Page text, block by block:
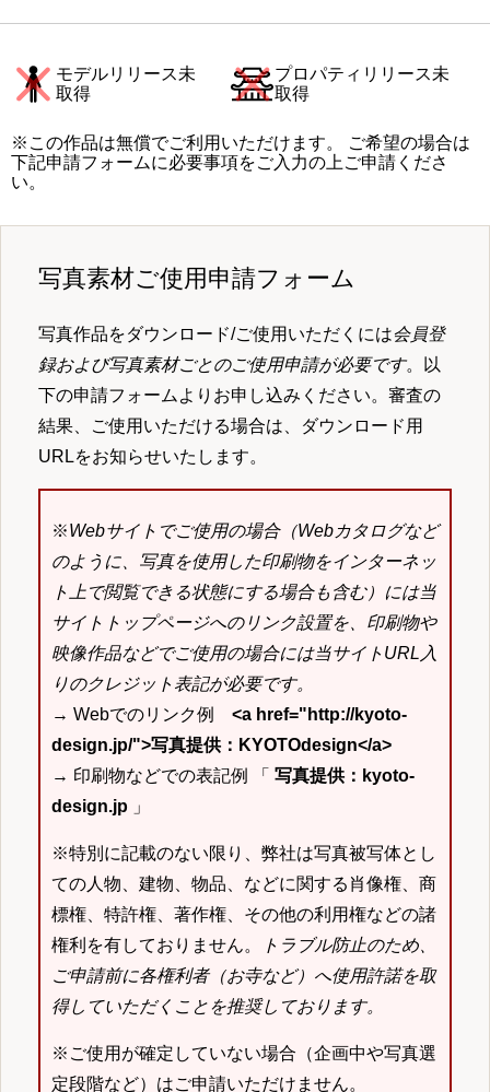
モデルリリース未
取得
プロパティリリース未
取得
※この作品は無償でご利用いただけます。 ご希望の場合は
下記申請フォームに必要事項をご入力の上ご申請くださ
い。
写真素材ご使用申請フォーム
写真作品をダウンロード/ご使用いただくには会員登
録および写真素材ごとのご使用申請が必要です。以
下の申請フォームよりお申し込みください。審査の
結果、ご使用いただける場合は、ダウンロード用
URLをお知らせいたします。
※Webサイトでご使用の場合（Webカタログなど
のように、写真を使用した印刷物をインターネッ
ト上で閲覧できる状態にする場合も含む）には当
サイトトップページへのリンク設置を、印刷物や
映像作品などでご使用の場合には当サイトURL入
りのクレジット表記が必要です。
→ Webでのリンク例 <a href="http://kyoto-
design.jp/">写真提供：KYOTOdesign</a>
→ 印刷物などでの表記例 「 写真提供：kyoto-
design.jp 」
※特別に記載のない限り、弊社は写真被写体とし
ての人物、建物、物品、などに関する肖像権、商
標権、特許権、著作権、その他の利用権などの諸
権利を有しておりません。
トラブル防止のため、
ご申請前に各権利者（お寺など）へ使用許諾を取
得していただくことを推奨しております。
※ご使用が確定していない場合（企画中や写真選
定段階など）はご申請いただけません。